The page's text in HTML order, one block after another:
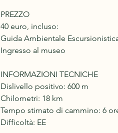
PREZZO
40 euro, incluso:
Guida Ambientale
Ingresso al museo
INFORMAZIONI TECNICHE
Dislivello positivo: 600 m
Chilometri: 18 km
Tempo stimato di cammino: 6
Difficoltà: EE